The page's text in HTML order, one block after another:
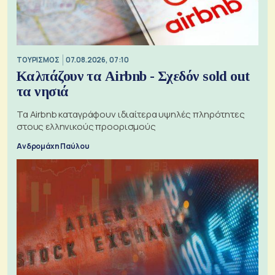
ΤΟΥΡΙΣΜΟΣ 07.08.2026, 07:10
Καλπάζουν τα Airbnb - Σχεδόν sold out
τα νησιά
Τα Airbnb καταγράφουν ιδιαίτερα υψηλές πληρότητες
στους ελληνικούς προορισμούς
Ανδρομάχη Παύλου